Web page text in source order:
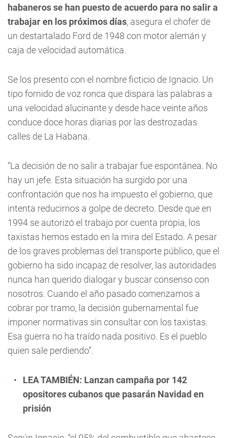
habaneros se han puesto de acuerdo para no salir a
trabajar en los próximos días, asegura el chofer de
un destartalado Ford de 1948 con motor alemán y
caja de velocidad automática.
Se los presento con el nombre ficticio de Ignacio. Un
tipo fornido de voz ronca que dispara las palabras a
una velocidad alucinante y desde hace veinte años
conduce doce horas diarias por las destrozadas
calles de La Habana.
“La decisión de no salir a trabajar fue espontánea. No
hay un jefe. Esta situación ha surgido por una
confrontación que nos ha impuesto el gobierno, que
intenta reducirnos a golpe de decreto. Desde que en
1994 se autorizó el trabajo por cuenta propia, los
taxistas hemos estado en la mira del Estado. A pesar
de los graves problemas del transporte público, que el
gobierno ha sido incapaz de resolver, las autoridades
nunca han querido dialogar y buscar consenso con
nosotros. Cuando el año pasado comenzamos a
cobrar por tramo, la decisión gubernamental fue
imponer normativas sin consultar con los taxistas.
Esa guerra no ha traído nada positivo. Es el pueblo
quien sale perdiendo”.
LEA TAMBIÉN: Lanzan campaña por 142
opositores cubanos que pasarán Navidad en
prisión